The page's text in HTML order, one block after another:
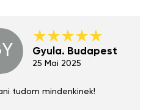
Gyula. Budapest
25 Mai 2025
tudom mindenkinek!